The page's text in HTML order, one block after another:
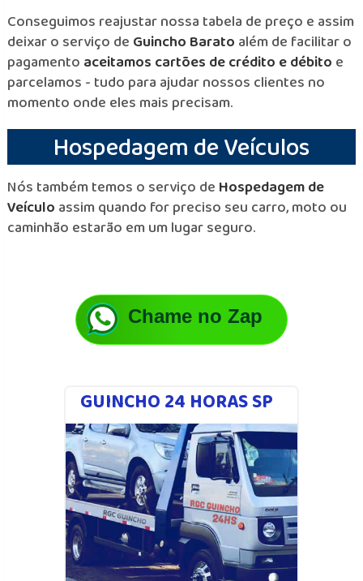
Conseguimos reajustar nossa tabela de preço e assim
deixar o serviço de Guincho Barato além de facilitar o
pagamento aceitamos cartões de crédito e débito e
parcelamos - tudo para ajudar nossos clientes no
momento onde eles mais precisam.
Hospedagem de Veículos
Nós também temos o serviço de Hospedagem de
Veículo assim quando for preciso seu carro, moto ou
caminhão estarão em um lugar seguro.
Chame no Zap
GUINCHO 24 HORAS SP